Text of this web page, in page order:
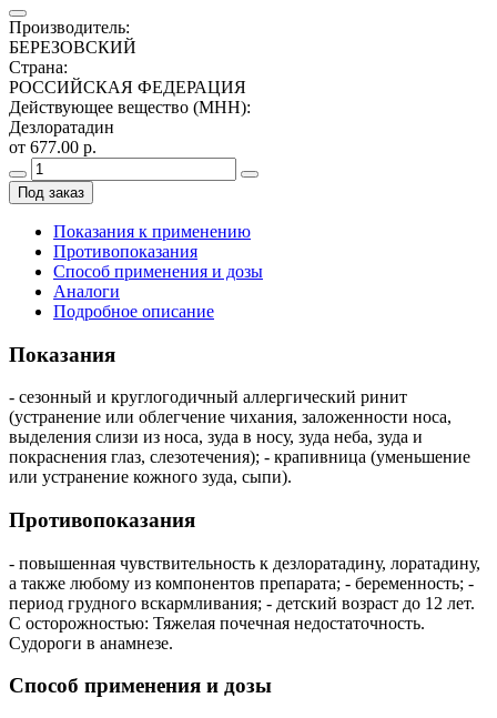
Производитель:
БЕРЕЗОВСКИЙ
Страна:
РОССИЙСКАЯ ФЕДЕРАЦИЯ
Действующее вещество (МНН):
Дезлоратадин
от 677.00 р.
Под заказ
Показания к применению
Противопоказания
Способ применения и дозы
Аналоги
Подробное описание
Показания
- сезонный и круглогодичный аллергический ринит
(устранение или облегчение чихания, заложенности носа,
выделения слизи из носа, зуда в носу, зуда неба, зуда и
покраснения глаз, слезотечения); - крапивница (уменьшение
или устранение кожного зуда, сыпи).
Противопоказания
- повышенная чувствительность к дезлоратадину, лоратадину,
а также любому из компонентов препарата; - беременность; -
период грудного вскармливания; - детский возраст до 12 лет.
С осторожностью: Тяжелая почечная недостаточность.
Судороги в анамнезе.
Способ применения и дозы